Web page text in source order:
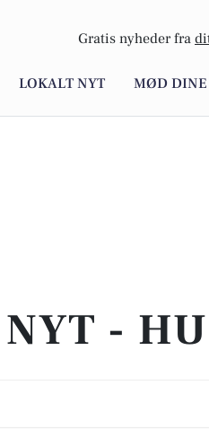
Gratis nyheder fra
LOKALT NYT MØD DINE
NYT -